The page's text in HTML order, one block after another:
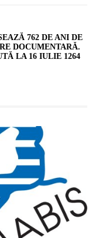
762 DE ANI DE
DOCUMENTARĂ.
LA 16 IULIE 1264